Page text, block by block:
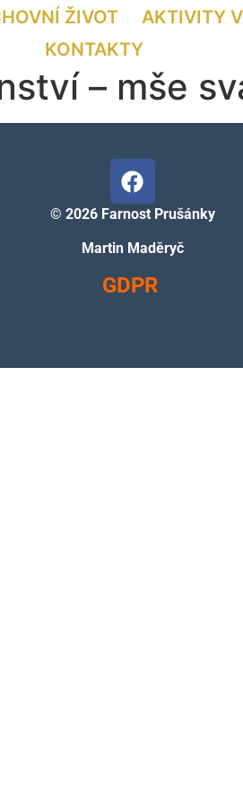
ŽIVOT AKTIVITY
KONTAKTY
– mše
© 2026 Farnost Prušánky
Martin Maděryč
GDPR